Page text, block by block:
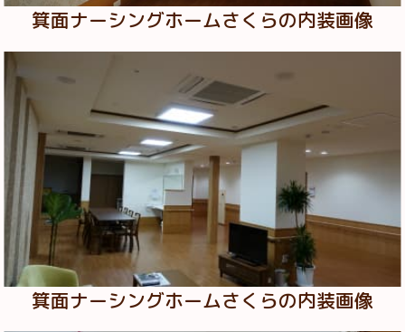
箕面ナーシングホームさくらの内装画像
箕面ナーシングホームさくらの内装画像